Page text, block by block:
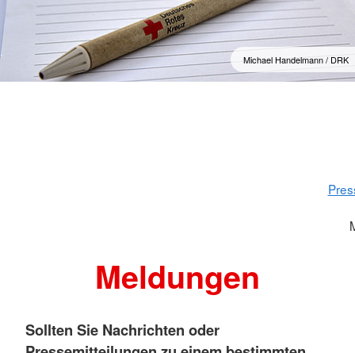
Michael Handelmann / DRK
Meldungen
Sollten Sie Nachrichten oder